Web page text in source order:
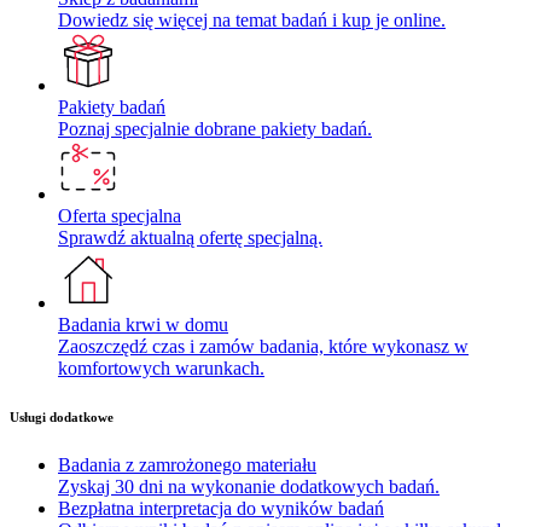
Dowiedz się więcej na temat badań i kup je online.
Pakiety badań
Poznaj specjalnie dobrane pakiety badań.
Oferta specjalna
Sprawdź aktualną ofertę specjalną.
Badania krwi w domu
Zaoszczędź czas i zamów badania, które wykonasz w
komfortowych warunkach.
Usługi dodatkowe
Badania z zamrożonego materiału
Zyskaj 30 dni na wykonanie dodatkowych badań.
Bezpłatna interpretacja do wyników badań